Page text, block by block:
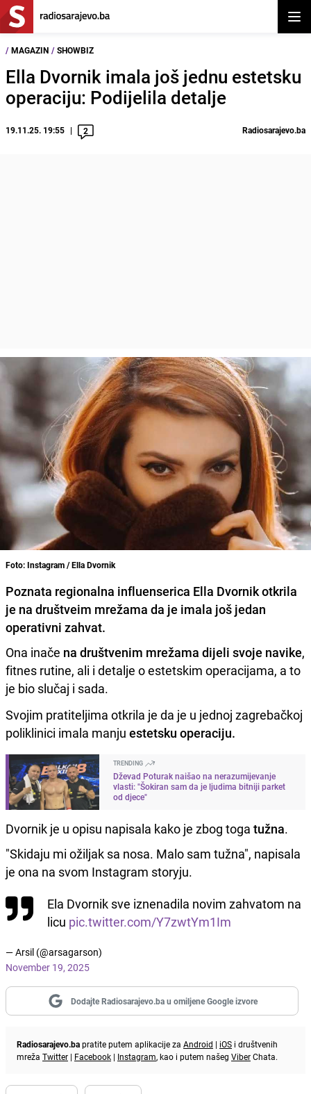
/ MAGAZIN / SHOWBIZ
Ella Dvornik imala još jednu estetsku
operaciju: Podijelila detalje
19.11.25. 19:55 2 Radiosarajevo.ba
Foto: Instagram / Ella Dvornik
Poznata regionalna influenserica Ella Dvornik otkrila
je na društveim mrežama da je imala još jedan
operativni zahvat.
Ona inače na društvenim mrežama dijeli svoje navike,
fitnes rutine, ali i detalje o estetskim operacijama, a to
je bio slučaj i sada.
Svojim pratiteljima otkrila je da je u jednoj zagrebačkoj
poliklinici imala manju estetsku operaciju.
TRENDING
Dževad Poturak naišao na nerazumijevanje
vlasti: "Šokiran sam da je ljudima bitniji parket
od djece"
Dvornik je u opisu napisala kako je zbog toga tužna.
"Skidaju mi ožiljak sa nosa. Malo sam tužna", napisala
je ona na svom Instagram storyju.
Ela Dvornik sve iznenadila novim zahvatom na
licu pic.twitter.com/Y7zwtYm1Im
— Arsil (@arsagarson)
November 19, 2025
Dodajte Radiosarajevo.ba u omiljene Google izvore
Radiosarajevo.bapratite putem aplikacije za Android | iOS i društvenih
mreža Twitter | Facebook | Instagram, kao i putem našeg ViberChata.